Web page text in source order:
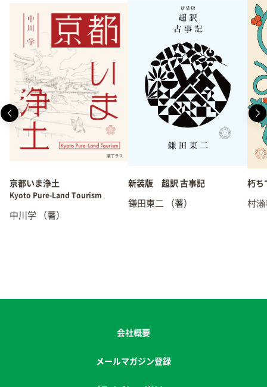
京都いま浄土
Kyoto Pure-Land Tourism
中川学 （著）
新装版 超訳 古事記
鎌田東二 （著）
朽ち
村瀨
会社概要
メールマガジン登録